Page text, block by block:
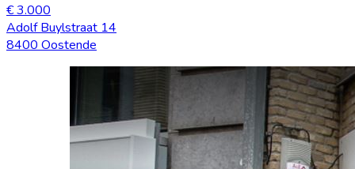
€ 3.000
Adolf Buylstraat 14
8400 Oostende